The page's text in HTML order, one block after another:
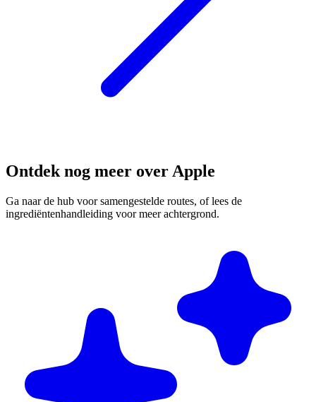
Ontdek nog meer over Apple
Ga naar de hub voor samengestelde routes, of lees de
ingrediëntenhandleiding voor meer achtergrond.